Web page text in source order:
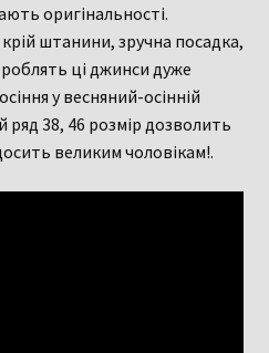
оригінальності.
штанини, зручна посадка,
роблять ці джинси дуже
у весняний-осінній
ряд 38, 46 розмір дозволить
великим чоловікам!.